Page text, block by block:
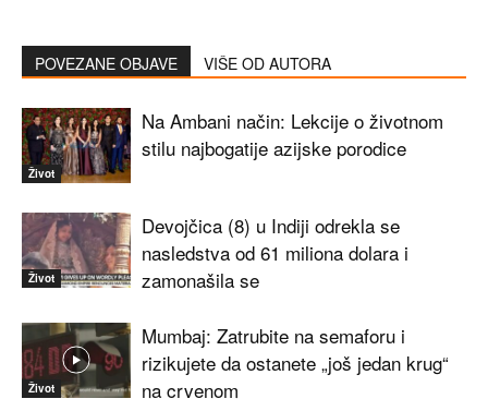
POVEZANE OBJAVE VIŠE OD AUTORA
Život
Na Ambani način: Lekcije o životnom
stilu najbogatije azijske porodice
Život
Devojčica (8) u Indiji odrekla se
nasledstva od 61 miliona dolara i
zamonašila se
Život
Mumbaj: Zatrubite na semaforu i
rizikujete da ostanete „još jedan krug“
na crvenom